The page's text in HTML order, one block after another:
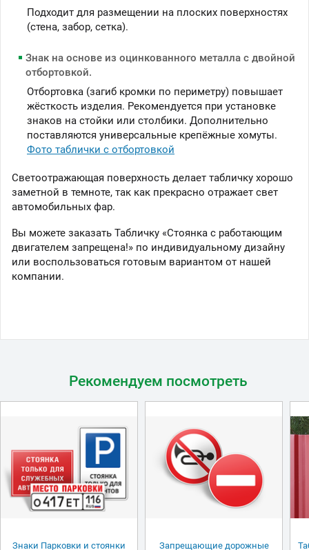
Подходит для размещении на плоских поверхностях
(стена, забор, сетка).
Знак на основе из оцинкованного металла с двойной
отбортовкой.
Отбортовка (загиб кромки по периметру) повышает
жёсткость изделия. Рекомендуется при установке
знаков на стойки или столбики. Дополнительно
поставляются универсальные крепёжные хомуты.
Фото таблички с отбортовкой
Светоотражающая поверхность делает табличку хорошо
заметной в темноте, так как прекрасно отражает свет
автомобильных фар.
Вы можете заказать Табличку «Стоянка с работающим
двигателем запрещена!» по индивидуальному дизайну
или воспользоваться готовым вариантом от нашей
компании.
Рекомендуем посмотреть
Знаки Парковки и стоянки Запрещающие дорожные